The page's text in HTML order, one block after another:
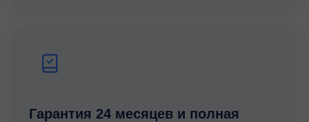
Гарантия 24 месяцев и полная